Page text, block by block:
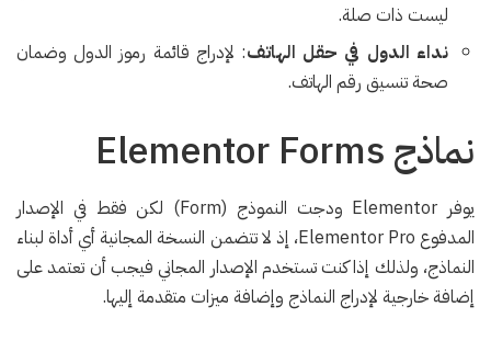
ليست ذات صلة.
نداء الدول في حقل الهاتف: لإدراج قائمة رموز الدول وضمان
صحة تنسيق رقم الهاتف.
نماذج Elementor Forms
يوفر Elementor ودجت النموذج (Form) لكن فقط في الإصدار
المدفوع Elementor Pro، إذ لا تتضمن النسخة المجانية أي أداة لبناء
النماذج، ولذلك إذا كنت تستخدم الإصدار المجاني فيجب أن تعتمد على
إضافة خارجية لإدراج النماذج وإضافة ميزات متقدمة إليها.